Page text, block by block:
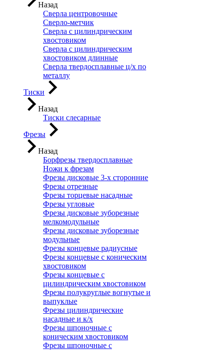
Назад
Сверла центровочные
Сверло-метчик
Сверла с цилиндрическим
хвостовиком
Сверла с цилиндрическим
хвостовиком длинные
Сверла твердосплавные ц/х по
металлу
Тиски
Назад
Тиски слесарные
Фрезы
Назад
Борфрезы твердосплавные
Ножи к фрезам
Фрезы дисковые 3-х сторонние
Фрезы отрезные
Фрезы торцевые насадные
Фрезы угловые
Фрезы дисковые зуборезные
мелкомодульные
Фрезы дисковые зуборезные
модульные
Фрезы концевые радиусные
Фрезы концевые с коническим
хвостовиком
Фрезы концевые с
цилиндрическим хвостовиком
Фрезы полукруглые вогнутые и
выпуклые
Фрезы цилиндрические
насадные и к/х
Фрезы шпоночные с
коническим хвостовиком
Фрезы шпоночные с